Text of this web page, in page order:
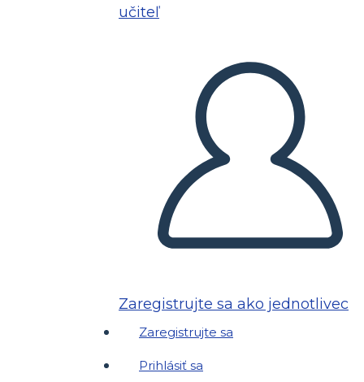
učiteľ
Zaregistrujte sa ako jednotlivec
Zaregistrujte sa
Prihlásiť sa